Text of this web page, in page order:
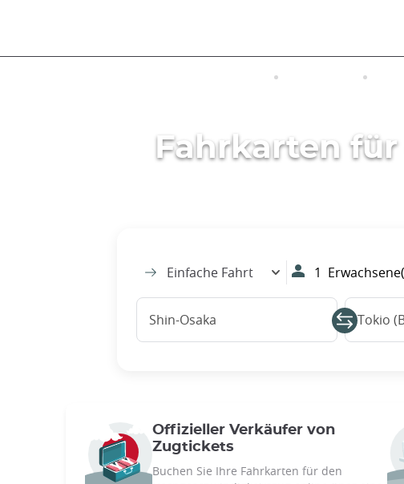
Fahrkarten
Einfache Fahrt 1
Shin-Osaka Tokio
Offizieller Verkäufer von
Zugtickets
Buchen Sie Ihre Fahrkarten für den